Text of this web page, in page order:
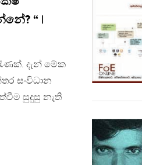
“ |
දැන් මේක
සංවිධාන
සුදුසු නැති